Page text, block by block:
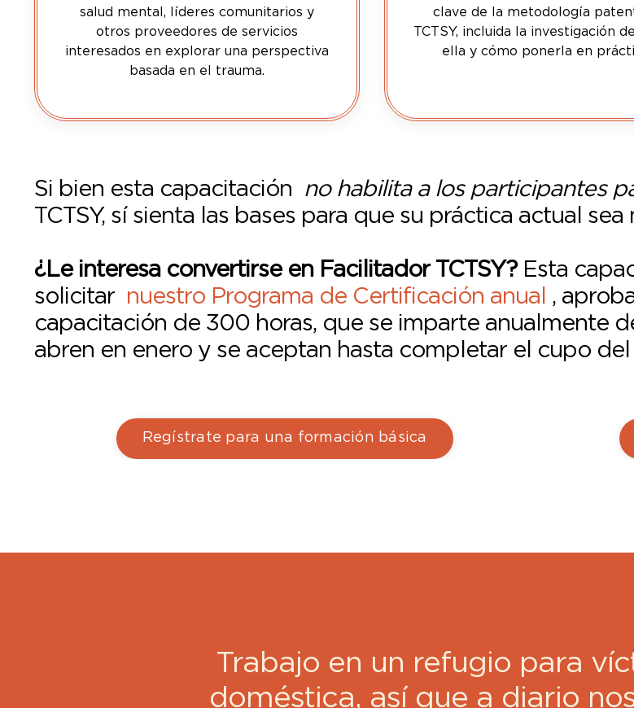
salud mental, líderes comunitarios y
otros proveedores de servicios
interesados ​​en explorar una perspectiva
basada en el trauma.
clave de la metodología
TCTSY, incluida la investigación
ella y cómo ponerla en
Si bien esta capacitación no habilita a los participantes
TCTSY, sí sienta las bases para que su práctica actual
¿Le interesa convertirse en Facilitador TCTSY? Esta
solicitar nuestro Programa de Certificación anual
,
capacitación de 300 horas, que se imparte anualmente
abren en enero y se aceptan hasta completar el cupo
Regístrate para una formación básica
Trabajo en un refugio para
doméstica, así que a diario